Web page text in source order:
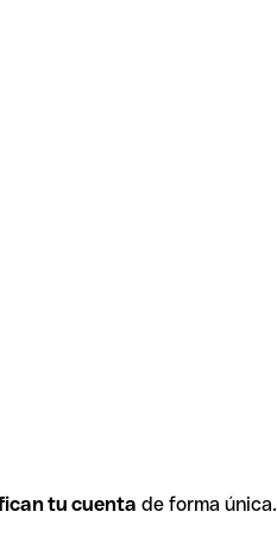
tu cuenta de forma única.